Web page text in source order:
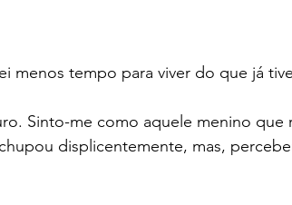
menos tempo para viver do que já
Sinto-me como aquele menino que
displicentemente, mas,